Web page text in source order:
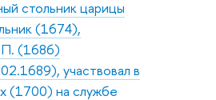
стольник царицы
(1674),
П. (1686)
участвовал в
(1700) на службе